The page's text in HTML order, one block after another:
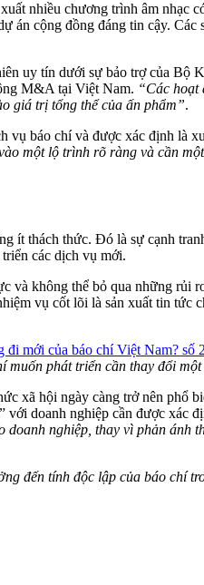
nhiều chương trình âm nhạc
án cộng đồng đáng tin cậy.
tín dưới sự bảo trợ của Bộ
M&A tại Việt Nam. “Các hoạt
giá trị tổng thể của ấn phẩm”.
vụ báo chí và được xác định là
một lộ trình rõ ràng và cần
ít thách thức. Đó là sự cạnh
các dịch vụ mới.
không thể bỏ qua những rủi
vụ cốt lõi là sản xuất tin
phát triển cần thay đổi một
xã hội ngày càng trở nên phổ
doanh nghiệp cần được xác
nghiệp, thay vì phản ánh
đến tính độc lập của báo chí